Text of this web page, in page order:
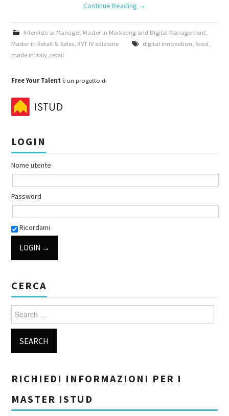
Continue Reading →
Interviste ai Manager, Master in Marketing and Digital Management,
Master in Retail & Sales RYT IV edizione digital innovation food
made in Italy retail
Free Your Talent è un progetto di
LOGIN
Nome utente
Password
Ricordami
CERCA
Search for:
RICHIEDI INFORMAZIONI PER I
MASTER ISTUD